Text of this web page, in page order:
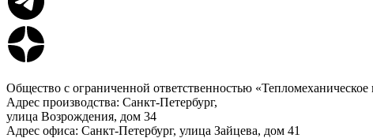
Общество с ограниченной ответственностью
Адрес производства: Санкт-Петербург,
улица Возрождения, дом 34
Адрес офиса: Санкт-Петербург, улица Зайцева, дом 41